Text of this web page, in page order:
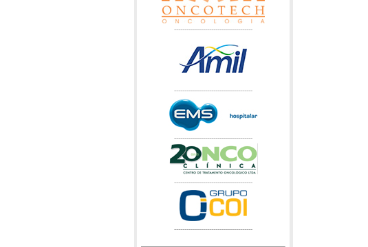
--------------------------------------
--------------------------------------
--------------------------------------
--------------------------------------
--------------------------------------